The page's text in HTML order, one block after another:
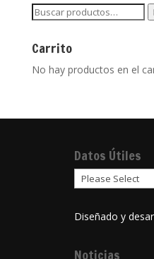
Buscar
Carrito
No hay productos en el
Datos Útiles
Diseñado y
Noticias